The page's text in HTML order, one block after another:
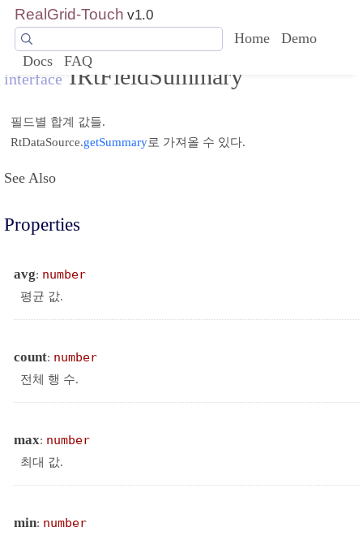
RealGrid-Touch v1.0
Home
Demo
Docs
FAQ
interface IRtFieldSummary
필드별 합계 값들.
RtDataSource.getSummary로 가져올 수 있다.
See Also
Properties
avg: number
평균 값.
count: number
전체 행 수.
max: number
최대 값.
min: number